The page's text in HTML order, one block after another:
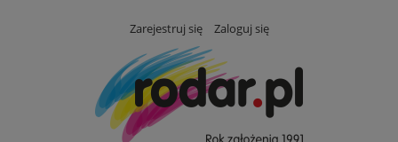
Zarejestruj się Zaloguj się